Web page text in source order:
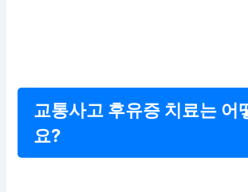
교통사고 후유증 치료는 어
요?